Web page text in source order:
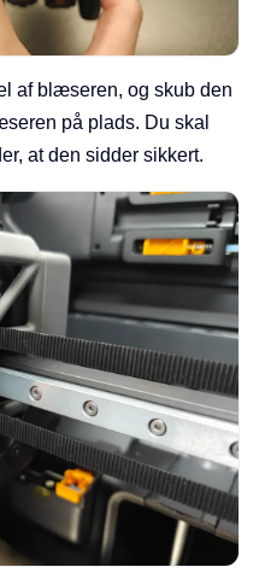
af blæseren, og skub den
på plads. Du skal
at den sidder sikkert.